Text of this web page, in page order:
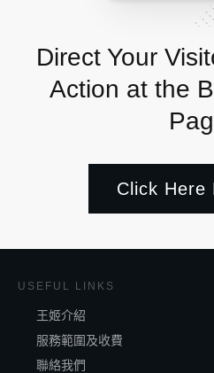
Direct Your
Action at the
Click Here
USEFUL LINKS
王姬介紹
服務範圍及收費
聯絡我們